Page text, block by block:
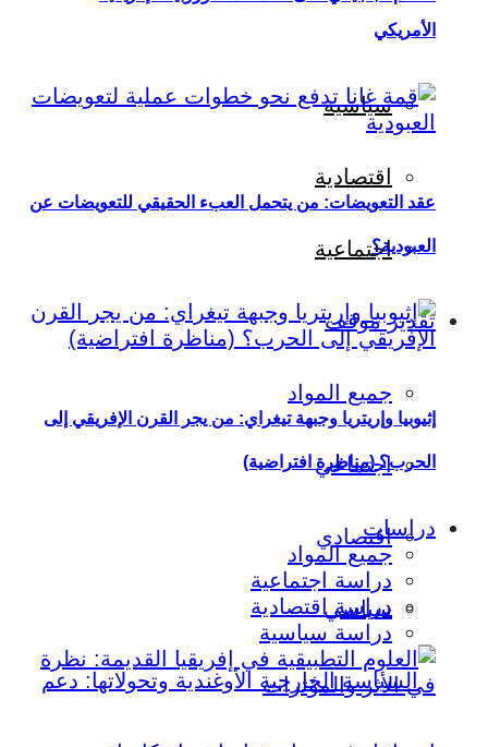
سياسية
اقتصادية
اجتماعية
تقدير موقف
جميع المواد
اجتماعي
اقتصادي
سياسي
الأمريكي
عقد التعويضات: من يتحمل العبء الحقيقي للتعويضات عن
العبودية؟
إثيوبيا وإريتريا وجبهة تيغراي: من يجر القرن الإفريقي إلى
الحرب؟ (مناظرة افتراضية)
دراسات
جميع المواد
دراسة اجتماعية
دراسة اقتصادية
دراسة سياسية